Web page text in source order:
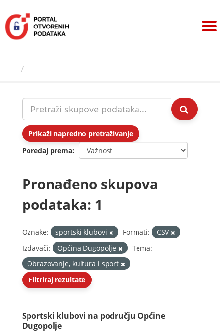
sadržaj
Prikaži napredno pretraživanje
Poredaj prema
Pronađeno skupova
podataka: 1
Oznake: sportski klubovi Formati:
CSV
Izdavači:
Općina Dugopolje
Tema:
Obrazovanje, kultura i sport
Filtriraj rezultate
Sportski klubovi na području Općine
Dugopolje